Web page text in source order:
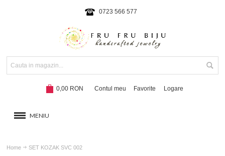
0723 566 577
0,00 RON Contul meu Favorite Logare
MENIU
Home SET KOZAK SVC 002